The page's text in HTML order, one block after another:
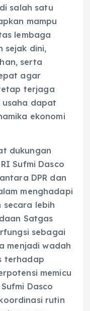
salah satu
mampu
lembaga
sejak dini,
serta
agar
terjaga
usaha dapat
ekonomi
dukungan
Sufmi Dasco
DPR dan
menghadapi
lebih
Satgas
sebagai
menjadi wadah
terhadap
memicu
Dasco
rutin